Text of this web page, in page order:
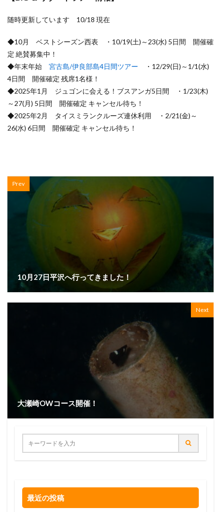
随時更新しています 10/18 現在
◆10月 ベストシーズン西表 ・10/19(土)～23(水) 5日間 開催確
定 絶賛募集中！
◆年末年始 宮古島/伊良部島4日間ツアー ・12/29(日)～1/1(水)
4日間 開催確定 残席1名様！
◆2025年1月 ジュゴンに会える！ブスアンガ5日間 ・1/23(木)
～27(月) 5日間 開催確定 キャンセル待ち！
◆2025年2月 タイスミランクルーズ連休利用 ・2/21(金)～
26(水) 6日間 開催確定 キャンセル待ち！
Prev
10月27日平沢へ行ってきました！
Next
大瀬崎OWコース開催！
最近の投稿